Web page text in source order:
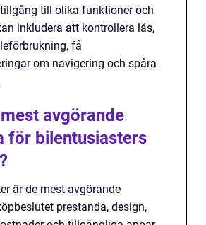
till olika funktioner och
inkludera att kontrollera lås,
få
om navigering och spåra
avgörande
för bilentusiasters
är de mest avgörande
prestanda, design,